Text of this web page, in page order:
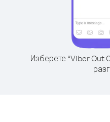
Изберете “Viber Out